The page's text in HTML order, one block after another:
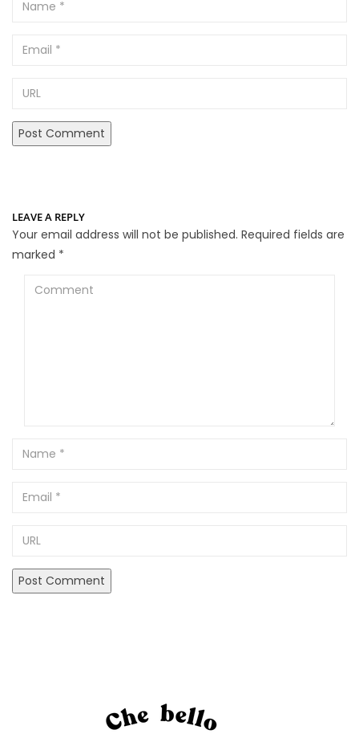
Email
LEAVE A REPLY
Your email address will not be published. Required fields are
marked *
Comment
Name
Email